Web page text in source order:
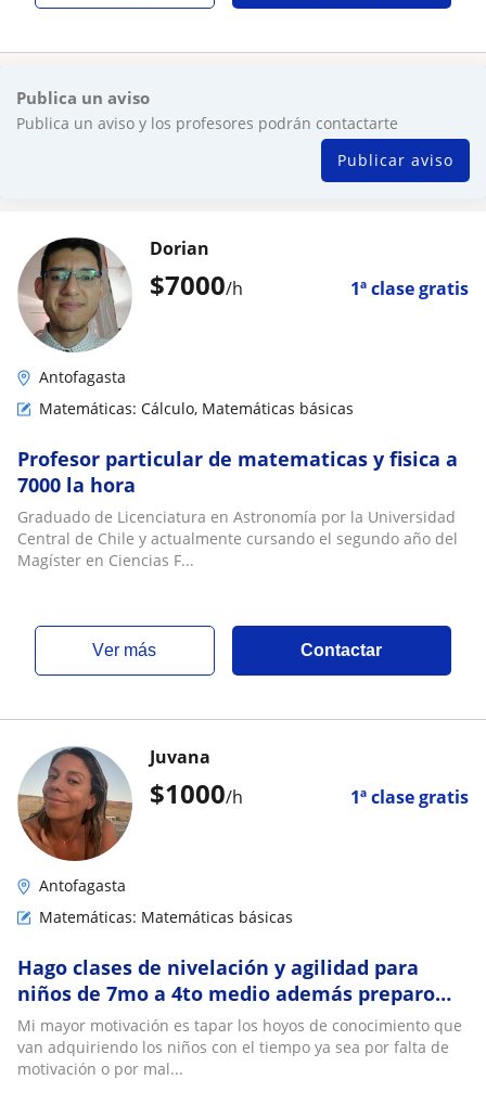
Publica un aviso
Publica un aviso y los profesores podrán contactarte
Publicar aviso
$7000/h 1ª clase gratis
Dorian
Antofagasta
Matemáticas: Cálculo, Matemáticas básicas
Profesor particular de matematicas y fisica a
7000 la hora
Graduado de Licenciatura en Astronomía por la Universidad
Central de Chile y actualmente cursando el segundo año del
Magíster en Ciencias F...
ver más Contactar
$1000/h 1ª clase gratis
Juvana
Antofagasta
Matemáticas: Matemáticas básicas
Hago clases de nivelación y agilidad para
niños de 7mo a 4to medio además preparo
niños con herramientas para dar la paes
Mi mayor motivación es tapar los hoyos de conocimiento que
van adquiriendo los niños con el tiempo ya sea por falta de
motivación o por mal...